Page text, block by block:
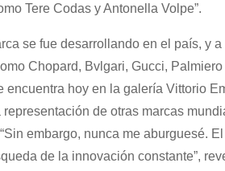
Tere Codas y Antonella Volpe”.
se fue desarrollando en el país, y
Chopard, Bvlgari, Gucci,
encuentra hoy en la galería Vittorio
representación de otras marcas
embargo, nunca me aburguesé.
de la innovación constante”,